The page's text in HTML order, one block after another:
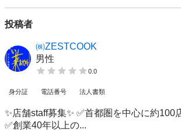
投稿者
㈱ZESTCOOK
男性
0.0
身分証 電話番号 法人書類
✨店舗staff募集✨ ✅首都圏を中心に約100
✅創業40年以上の...